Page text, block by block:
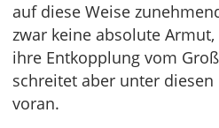
auf diese Weise
zwar keine absolute
ihre Entkopplung vom
schreitet aber unter
voran.